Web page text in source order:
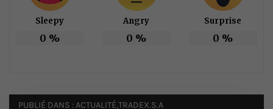
Sleepy
0 %
Angry
0 %
Surprise
0 %
PUBLIÉ DANS :ACTUALITÉ,TRADEX.S.A